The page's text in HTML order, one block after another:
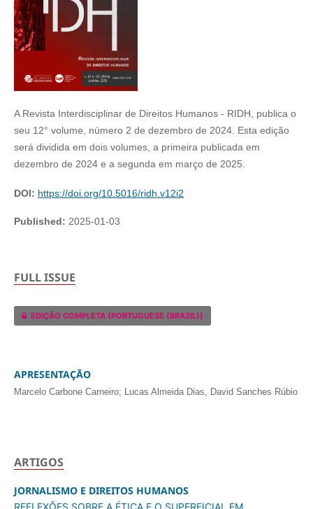
A Revista Interdisciplinar de Direitos Humanos - RIDH, publica o
seu 12° volume, número 2 de dezembro de 2024. Esta edição
será dividida em dois volumes, a primeira publicada em
dezembro de 2024 e a segunda em março de 2025.
DOI: https://doi.org/10.5016/ridh.v12i2
Published: 2025-01-03
FULL ISSUE
EDIÇÃO COMPLETA (PORTUGUESE (BRAZIL))
APRESENTAÇÃO
Marcelo Carbone Carneiro; Lucas Almeida Dias, David Sanches Rúbio
ARTIGOS
JORNALISMO E DIREITOS HUMANOS
REFLEXÕES SOBRE A ÉTICA E O SUPERFICIAL EM